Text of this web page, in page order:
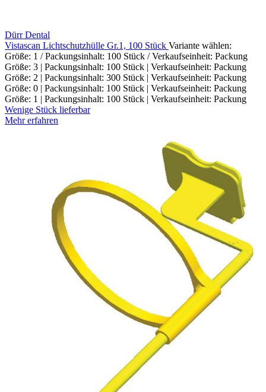
Dürr Dental
Vistascan Lichtschutzhülle Gr.1, 100 Stück Variante wählen:
Größe: 1 / Packungsinhalt: 100 Stück / Verkaufseinheit: Packung
Größe: 3 | Packungsinhalt: 100 Stück | Verkaufseinheit: Packung
Größe: 2 | Packungsinhalt: 300 Stück | Verkaufseinheit: Packung
Größe: 0 | Packungsinhalt: 100 Stück | Verkaufseinheit: Packung
Größe: 1 | Packungsinhalt: 100 Stück | Verkaufseinheit: Packung
Wenige Stück lieferbar
Mehr erfahren